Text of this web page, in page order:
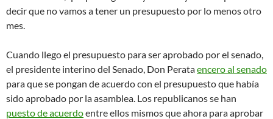
decir que no vamos a tener un presupuesto por lo menos otro
mes.
Cuando llego el presupuesto para ser aprobado por el senado,
el presidente interino del Senado, Don Perataencero al senado
para que se pongan de acuerdo con el presupuesto que había
sido aprobado por la asamblea. Los republicanos se han
puesto de acuerdoentre ellos mismos que ahora para aprobar